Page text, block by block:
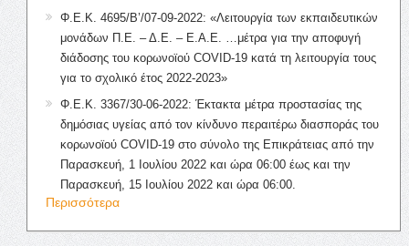
Φ.Ε.Κ. 4695/Β’/07-09-2022: «Λειτουργία των εκπαιδευτικών
μονάδων Π.Ε. – Δ.Ε. – Ε.Α.Ε. …μέτρα για την αποφυγή
διάδοσης του κορωνοϊού COVID-19 κατά τη λειτουργία τους
για το σχολικό έτος 2022-2023»
Φ.Ε.Κ. 3367/30-06-2022: Έκτακτα μέτρα προστασίας της
δημόσιας υγείας από τον κίνδυνο περαιτέρω διασποράς του
κορωνοϊού COVID-19 στο σύνολο της Επικράτειας από την
Παρασκευή, 1 Ιουλίου 2022 και ώρα 06:00 έως και την
Παρασκευή, 15 Ιουλίου 2022 και ώρα 06:00.
Περισσότερα